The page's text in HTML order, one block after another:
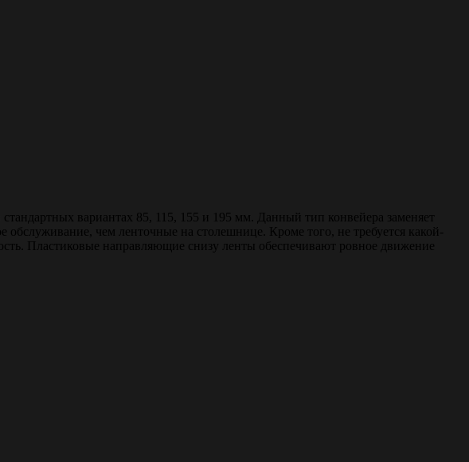
вариантах 85, 115, 155 и 195 мм. Данный тип конвейера заменяет
чем ленточные на столешнице. Кроме того, не требуется какой-
Пластиковые направляющие снизу ленты обеспечивают ровное движение